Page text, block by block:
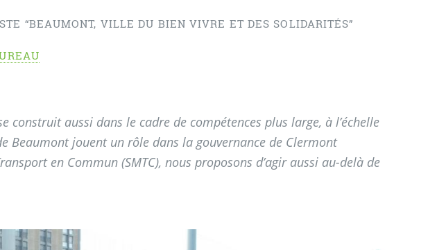
“BEAUMONT, VILLE DU BIEN VIVRE ET DES SOLIDARITÉS”
construit aussi dans le cadre de compétences plus large, à l’échelle
Beaumont jouent un rôle dans la gouvernance de Clermont
en Commun (SMTC), nous proposons d’agir aussi au-delà de